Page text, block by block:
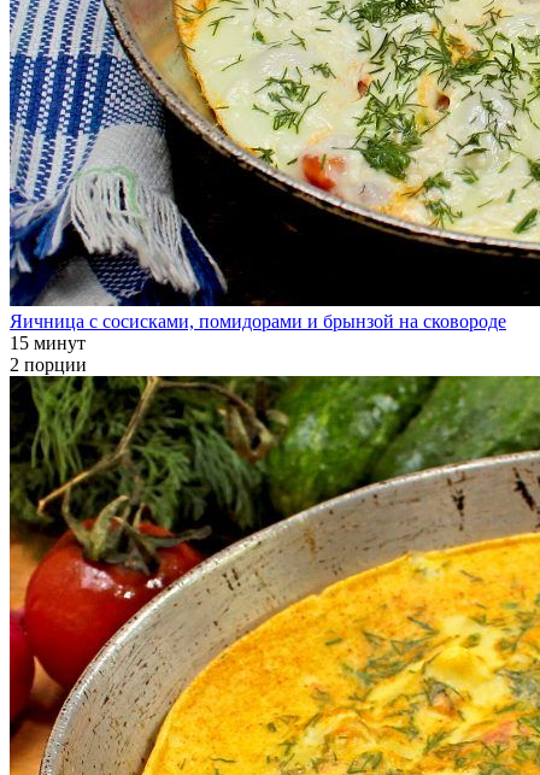
Яичница с сосисками, помидорами и брынзой на сковороде
15 минут
2 порции